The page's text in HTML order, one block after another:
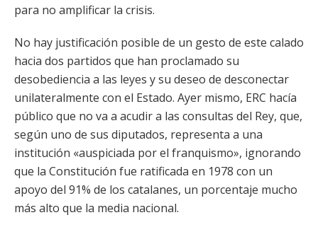
para no amplificar la crisis.
No hay justificación posible de un gesto de este calado
hacia dos partidos que han proclamado su
desobediencia a las leyes y su deseo de desconectar
unilateralmente con el Estado. Ayer mismo, ERC hacía
público que no va a acudir a las consultas del Rey, que,
según uno de sus diputados, representa a una
institución «auspiciada por el franquismo», ignorando
que la Constitución fue ratificada en 1978 con un
apoyo del 91% de los catalanes, un porcentaje mucho
más alto que la media nacional.